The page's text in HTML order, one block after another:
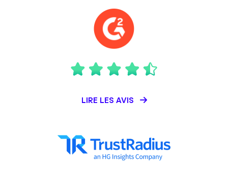
LIRE LES AVIS